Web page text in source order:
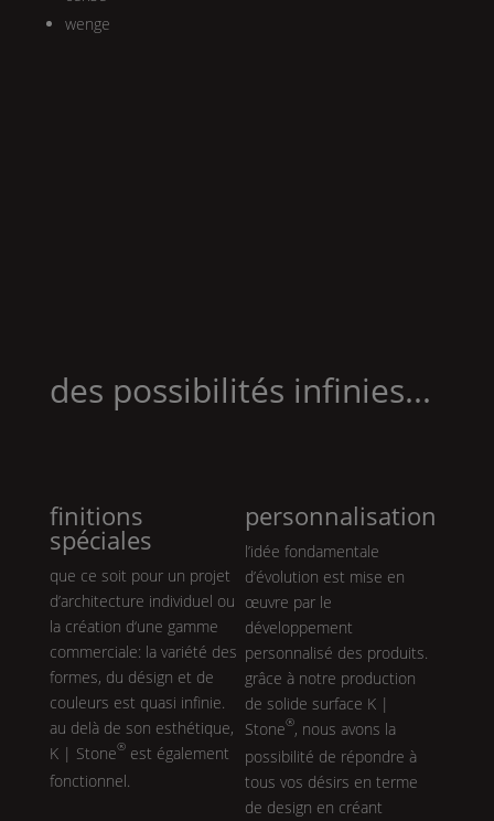
wenge
des possibilités infinies...
finitions
spéciales
que ce soit pour un projet
d’architecture individuel ou
la création d‘une gamme
commerciale: la variété des
formes, du désign et de
couleurs est quasi infinie.
au delà de son esthétique,
K | Stone®est également
fonctionnel.
personnalisation
l’idée fondamentale
d’évolution est mise en
œuvre par le
développement
personnalisé des produits.
grâce à notre production
de solide surface K |
Stone®, nous avons la
possibilité de répondre à
tous vos désirs en terme
de design en créant